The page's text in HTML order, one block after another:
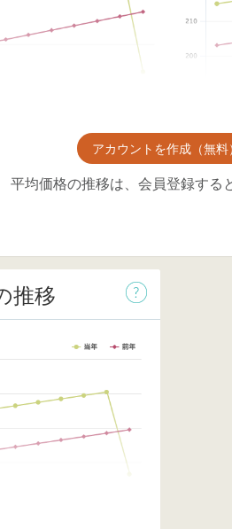
アカウントを作成（無料）
平均価格の推移は、会員登録する
推移